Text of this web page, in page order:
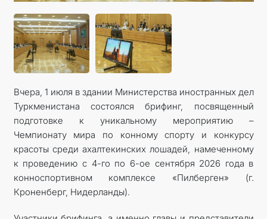
ДОКУМЕНТЫ
ПРАЗДНИЧНЫЕ И ПАМЯТНЫЕ ДНИ
Вчера, 1 июля в здании Министерства иностранных дел
Туркменистана состоялся брифинг, посвященный
подготовке к уникальному мероприятию –
Чемпионату мира по конному спорту и конкурсу
красоты среди ахалтекинских лошадей, намеченному
к проведению с 4-го по 6-ое сентября 2026 года в
конноспортивном комплексе «Пилберген» (г.
Кроненберг, Нидерланды).